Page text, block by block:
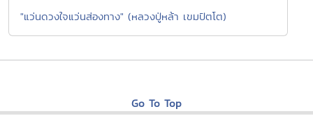
"แว่นดวงใจแว่นส่องทาง" (หลวงปู่หล้า เขมปัตโต)
Go To Top